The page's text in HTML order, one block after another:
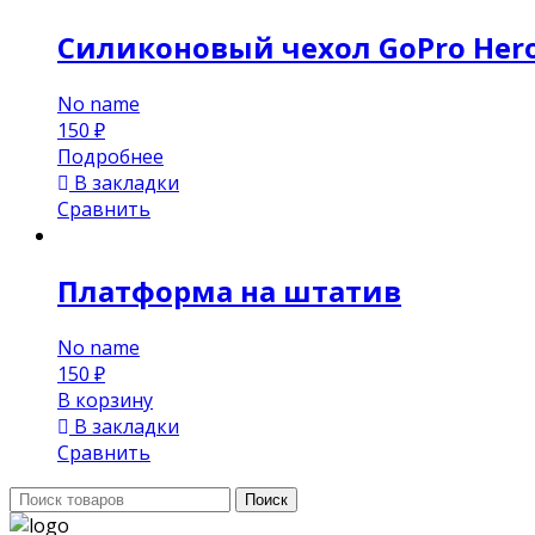
Силиконовый чехол GoPro
No name
150 ₽
Подробнее
В закладки
Сравнить
Платформа на штатив
No name
150 ₽
В корзину
В закладки
Сравнить
Поиск:
Поиск